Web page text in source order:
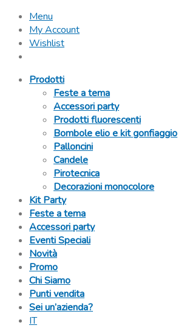
Menu
My Account
Wishlist
Prodotti
Feste a tema
Accessori party
Prodotti fluorescenti
Bombole elio e kit gonfiaggio
Palloncini
Candele
Pirotecnica
Decorazioni monocolore
Kit Party
Feste a tema
Accessori party
Eventi Speciali
Novità
Promo
Chi Siamo
Punti vendita
Sei un’azienda?
IT